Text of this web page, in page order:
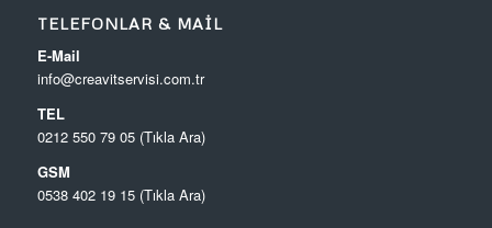
TELEFONLAR & MAIL
E-Mail
info@creavitservisi.com.tr
TEL
0212 550 79 05 (Tıkla Ara)
GSM
0538 402 19 15 (Tıkla Ara)